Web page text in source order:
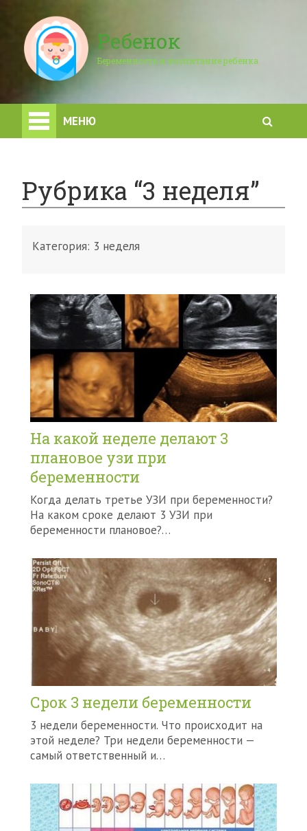
Ребенок
Беременность и воспитание ребенка
МЕНЮ
Рубрика “3 неделя”
Категория: 3 неделя
На какой неделе делают 3
плановое узи при
беременности
Когда делать третье УЗИ при беременности?
На каком сроке делают 3 УЗИ при
беременности плановое?…
Срок 3 недели беременности
3 недели беременности. Что происходит на
этой неделе? Три недели беременности —
самый ответственный и…